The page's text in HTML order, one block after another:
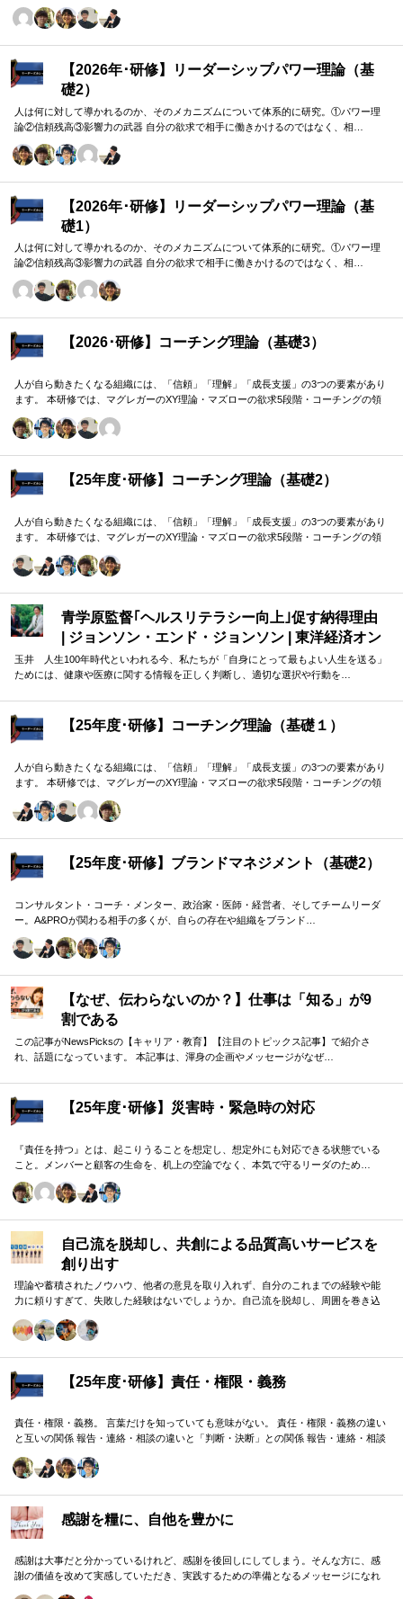
【2026年･研修】リーダーシップパワー理論（基
礎2）
人は何に対して導かれるのか、そのメカニズムについて体系的に研究。①パワー理
論②信頼残高③影響力の武器 自分の欲求で相手に働きかけるのではなく、相…
【2026年･研修】リーダーシップパワー理論（基
礎1）
人は何に対して導かれるのか、そのメカニズムについて体系的に研究。①パワー理
論②信頼残高③影響力の武器 自分の欲求で相手に働きかけるのではなく、相…
【2026･研修】コーチング理論（基礎3）
人が自ら動きたくなる組織には、「信頼」「理解」「成長支援」の3つの要素があり
ます。 本研修では、マグレガーのXY理論・マズローの欲求5段階・コーチングの領
を、実例を交えて深く学びます。 単なる知識の習得にとどまらず、現場で直面する
【25年度･研修】コーチング理論（基礎2）
人が自ら動きたくなる組織には、「信頼」「理解」「成長支援」の3つの要素があり
ます。 本研修では、マグレガーのXY理論・マズローの欲求5段階・コーチングの領
を、実例を交えて深く学びます。 単なる知識の習得にとどまらず、現場で直面する
青学原監督｢ヘルスリテラシー向上｣促す納得理由
| ジョンソン・エンド・ジョンソン | 東洋経済オン
ライン
玉井 人生100年時代といわれる今、私たちが「自身にとって最もよい人生を送る」
ためには、健康や医療に関する情報を正しく判断し、適切な選択や行動を…
【25年度･研修】コーチング理論（基礎１）
人が自ら動きたくなる組織には、「信頼」「理解」「成長支援」の3つの要素があり
ます。 本研修では、マグレガーのXY理論・マズローの欲求5段階・コーチングの領
を、実例を交えて深く学びます。 単なる知識の習得にとどまらず、現場で直面する
【25年度･研修】ブランドマネジメント（基礎2）
コンサルタント・コーチ・メンター、政治家・医師・経営者、そしてチームリーダ
ー。A&PROが関わる相手の多くが、自らの存在や組織をブランド…
【なぜ、伝わらないのか？】仕事は「知る」が9
割である
この記事がNewsPicksの【キャリア・教育】【注目のトピックス記事】で紹介さ
れ、話題になっています。 本記事は、渾身の企画やメッセージがなぜ…
【25年度･研修】災害時・緊急時の対応
『責任を持つ』とは、起こりうることを想定し、想定外にも対応できる状態でいる
こと。メンバーと顧客の生命を、机上の空論でなく、本気で守るリーダのため…
自己流を脱却し、共創による品質高いサービスを
創り出す
理論や蓄積されたノウハウ、他者の意見を取り入れず、自分のこれまでの経験や能
力に頼りすぎて、失敗した経験はないでしょうか。自己流を脱却し、周囲を巻き込
【25年度･研修】責任・権限・義務
責任・権限・義務。 言葉だけを知っていても意味がない。 責任・権限・義務の違い
と互いの関係 報告・連絡・相談の違いと「判断・決断」との関係 報告・連絡・相談
分けることが重要。 理屈と機能を理解し、チームワークを大きく向上したいリーダ
感謝を糧に、自他を豊かに
感謝は大事だと分かっているけれど、感謝を後回しにしてしまう。そんな方に、感
謝の価値を改めて実感していただき、実践するための準備となるメッセージになれ